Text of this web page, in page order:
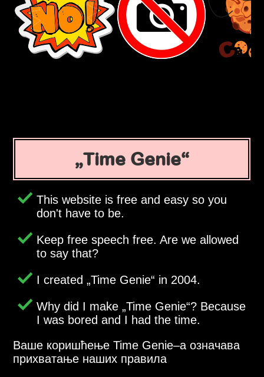
Time Genie
This website is free and easy so you
don't have to be.
Keep free speech free. Are we allowed
to say that?
I created Time Genie in 2004.
Why did I make Time Genie ? Because
I was bored and I had the time.
Ваше коришћење Time Genie–a означава
прихватање наших правила